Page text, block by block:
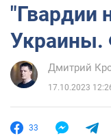
"Гвардии
Украины.
Дмитрий
17.10.2023
33